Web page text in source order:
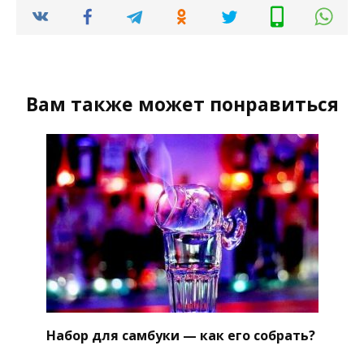
Вам также может понравиться
Набор для самбуки — как его собрать?